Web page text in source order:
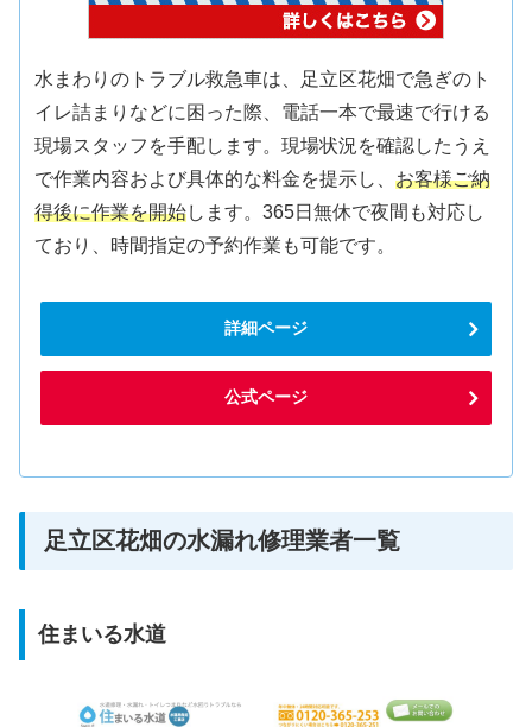
水まわりのトラブル救急車は、足立区花畑で急ぎのト
イレ詰まりなどに困った際、電話一本で最速で行ける
現場スタッフを手配します。現場状況を確認したうえ
で作業内容および具体的な料金を提示し、お客様ご納
得後に作業を開始します。365日無休で夜間も対応し
ており、時間指定の予約作業も可能です。
詳細ページ
公式ページ
足立区花畑の水漏れ修理業者一覧
住まいる水道